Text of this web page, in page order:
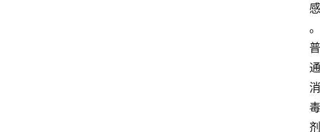
感
。
普
通
消
毒
剂